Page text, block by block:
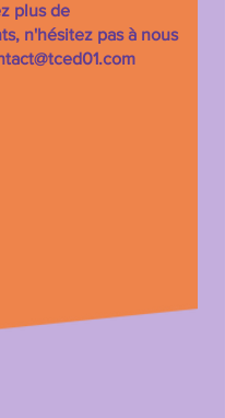
plus de
n'hésitez pas à nous